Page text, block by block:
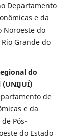
Departamento
e da
Noroeste do
Grande do
do
de
e da
Pós-
do Estado